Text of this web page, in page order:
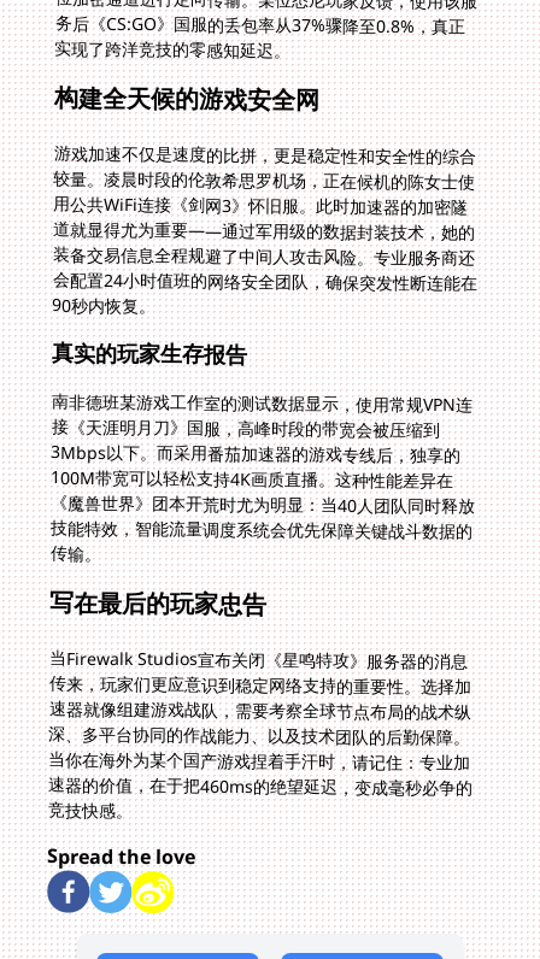
实现了跨洋竞技的零感知延迟。
构建全天候的游戏安全网
游戏加速不仅是速度的比拼，更是稳定性和安全性的综合
较量。凌晨时段的伦敦希思罗机场，正在候机的陈女士使
用公共WiFi连接《剑网3》怀旧服。此时加速器的加密隧
道就显得尤为重要——通过军用级的数据封装技术，她的
装备交易信息全程规避了中间人攻击风险。专业服务商还
会配置24小时值班的网络安全团队，确保突发性断连能在
90秒内恢复。
真实的玩家生存报告
南非德班某游戏工作室的测试数据显示，使用常规VPN连
接《天涯明月刀》国服，高峰时段的带宽会被压缩到
3Mbps以下。而采用番茄加速器的游戏专线后，独享的
100M带宽可以轻松支持4K画质直播。这种性能差异在
《魔兽世界》团本开荒时尤为明显：当40人团队同时释放
技能特效，智能流量调度系统会优先保障关键战斗数据的
传输。
写在最后的玩家忠告
当Firewalk Studios宣布关闭《星鸣特攻》服务器的消息
传来，玩家们更应意识到稳定网络支持的重要性。选择加
速器就像组建游戏战队，需要考察全球节点布局的战术纵
深、多平台协同的作战能力、以及技术团队的后勤保障。
当你在海外为某个国产游戏捏着手汗时，请记住：专业加
速器的价值，在于把460ms的绝望延迟，变成毫秒必争的
竞技快感。
Spread the love